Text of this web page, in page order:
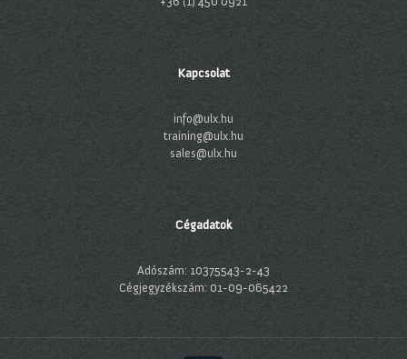
Kapcsolat
info@ulx.hu
training@ulx.hu
sales@ulx.hu
Cégadatok
Adószám: 10375543-2-43
Cégjegyzékszám: 01-09-065422